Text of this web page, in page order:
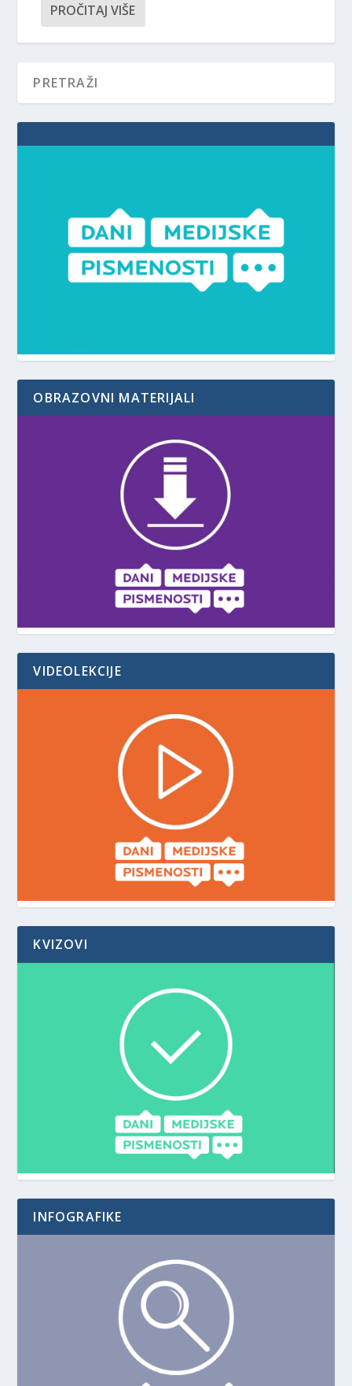
PROČITAJ VIŠE
OBRAZOVNI MATERIJALI
VIDEOLEKCIJE
KVIZOVI
INFOGRAFIKE